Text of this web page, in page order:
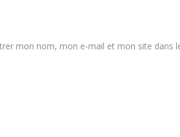
mon nom, mon e-mail et mon site dans